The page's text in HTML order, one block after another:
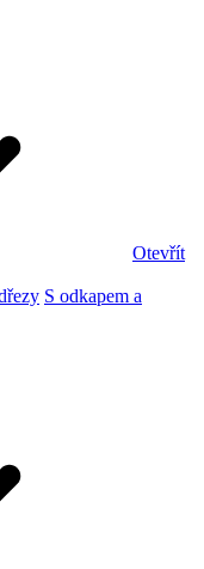
Otevřít
S odkapem a